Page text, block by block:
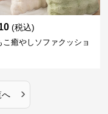
(税込)
こ癒やしソファクッショ
へ ›